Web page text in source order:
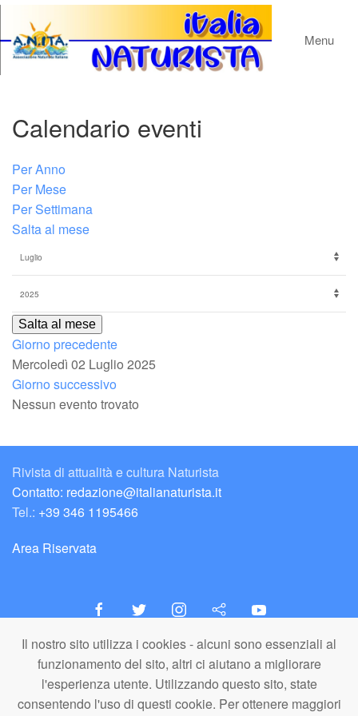
Il nostro sito utilizza i cookies - alcuni sono essenziali al
funzionamento del sito, altri ci aiutano a migliorare
l'esperienza utente. Utilizzando questo sito, state
consentendo l'uso di questi cookie. Per ottenere maggiori
Menu
Calendario eventi
Per Anno
Per Mese
Per Settimana
Salta al mese
Salta al mese
Giorno precedente
Mercoledì 02 Luglio 2025
Giorno successivo
Nessun evento trovato
Rivista di attualità e cultura Naturista
Contatto: redazione@italianaturista.it
Tel.: +39 346 1195466
Area Riservata
italiaNATURISTA
Editore e Redazione
A.N.ITA. Associazione Naturista Italiana (APS)
C.F. 80203710159